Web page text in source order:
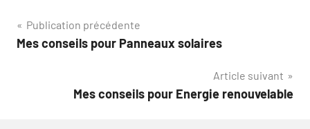
Navigation
de
Publication précédente
Mes conseils pour Panneaux solaires
Article suivant
Mes conseils pour Energie renouvelable